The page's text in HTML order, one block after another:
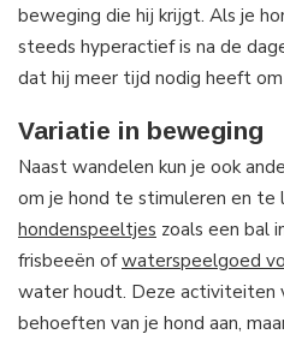
beweging die hij krijgt. Als je
steeds hyperactief is na de
dat hij meer tijd nodig heeft
Variatie in beweging
Naast wandelen kun je ook
om je hond te stimuleren en te
hondenspeeltjes zoals een bal
frisbeeën ofwaterspeelgoed
water houdt. Deze activiteiten
behoeften van je hond aan,